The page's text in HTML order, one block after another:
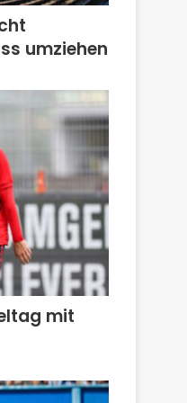
umziehen
mit